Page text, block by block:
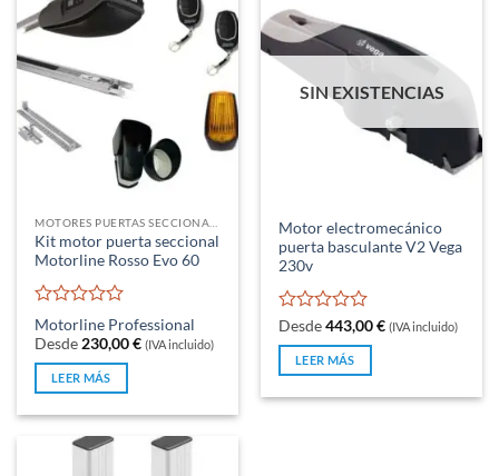
MOTORES PUERTAS SECCIONALES Y BASCULANTES DE MUELLES
Kit motor puerta seccional
Motorline Rosso Evo 60
Valorado
con
0
de
5
Motorline Professional
Desde 230,00€ (IVA incluido)
LEER MÁS
SIN EXISTENCIAS
Motor electromecánico
puerta basculante V2 Vega
230v
Valorado
con
de
5
Desde443,00€ (IVA incluido)
LEER MÁS